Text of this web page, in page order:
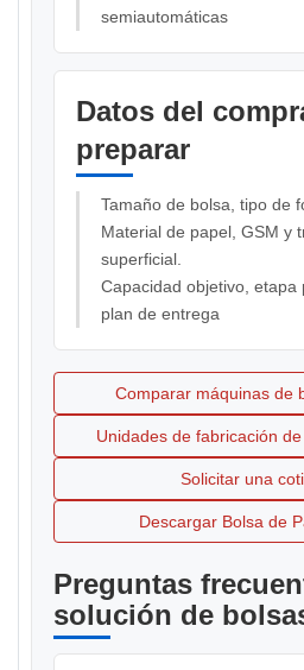
semiautomáticas
Datos del
preparar
Tamaño de bolsa, tipo de
Material de papel, GSM y
superficial.
Capacidad objetivo, etapa
plan de entrega
Comparar máquinas de
Unidades de fabricación
Solicitar una
Descargar Bolsa de
Preguntas
solución de